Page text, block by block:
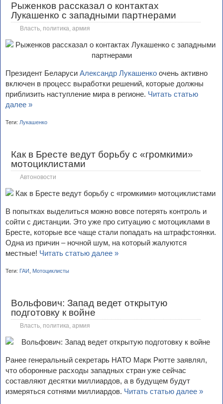
Рыженков рассказал о контактах
Лукашенко с западными партнерами
Власть, политика, армия
Президент Беларуси Александр Лукашенко очень активно
включен в процесс выработки решений, которые должны
приблизить наступление мира в регионе. Читать статью
далее »
Теги: Лукашенко
Как в Бресте ведут борьбу с «громкими»
мотоциклистами
Автоновости
В попытках выделиться можно вовсе потерять контроль и
сойти с дистанции. Это уже про ситуацию с мотоциклами в
Бресте, которые все чаще стали попадать на штрафстоянки.
Одна из причин – ночной шум, на который жалуются
местные! Читать статью далее »
Теги: ГАИ Мотоциклисты
Вольфович: Запад ведет открытую
подготовку к войне
Власть, политика, армия
Ранее генеральный секретарь НАТО Марк Рютте заявлял,
что оборонные расходы западных стран уже сейчас
составляют десятки миллиардов, а в будущем будут
измеряться сотнями миллиардов. Читать статью далее »